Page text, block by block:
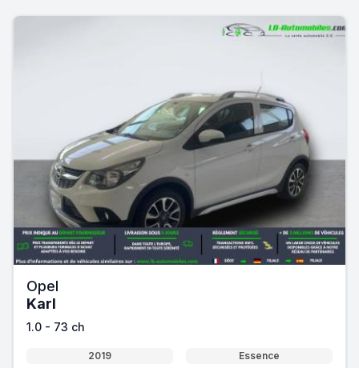
Opel
Karl
1.0 - 73 ch
2019
Essence